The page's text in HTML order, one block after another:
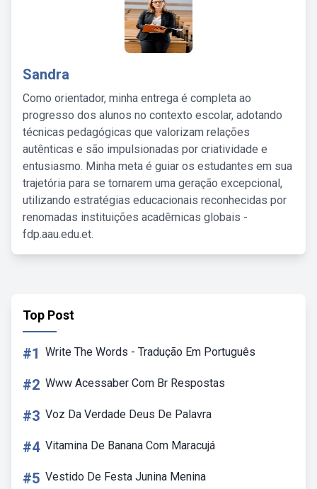
Sandra
Como orientador, minha entrega é completa ao
progresso dos alunos no contexto escolar, adotando
técnicas pedagógicas que valorizam relações
autênticas e são impulsionadas por criatividade e
entusiasmo. Minha meta é guiar os estudantes em sua
trajetória para se tornarem uma geração excepcional,
utilizando estratégias educacionais reconhecidas por
renomadas instituições acadêmicas globais -
fdp.aau.edu.et.
Top Post
#1 Write The Words - Tradução Em Português
#2 Www Acessaber Com Br Respostas
#3 Voz Da Verdade Deus De Palavra
#4 Vitamina De Banana Com Maracujá
#5 Vestido De Festa Junina Menina